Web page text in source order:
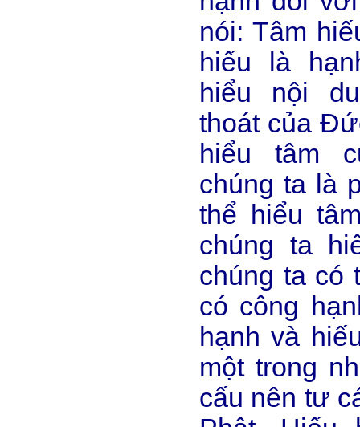
nói: Tâm
hiếu là
hiểu nội
thoát của
hiểu tâm
chúng ta là
thể hiểu
chúng ta
chúng ta có
có công
hạnh và
một trong
cấu nên tư